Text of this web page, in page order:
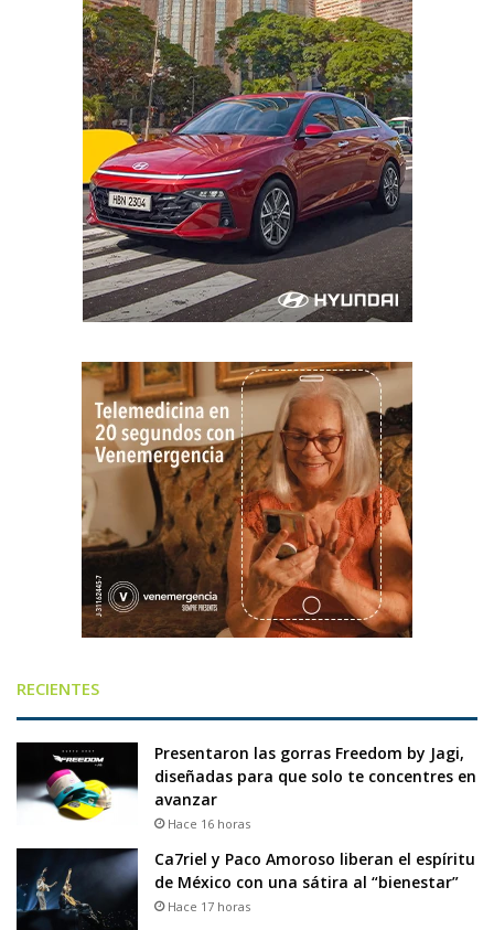
RECIENTES
Presentaron las gorras Freedom by Jagi,
diseñadas para que solo te concentres en
avanzar
Hace 16 horas
Ca7riel y Paco Amoroso liberan el espíritu
de México con una sátira al “bienestar”
Hace 17 horas